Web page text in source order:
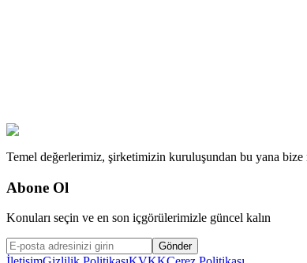
Temel değerlerimiz, şirketimizin kuruluşundan bu yana
Abone Ol
Konuları seçin ve en son içgörülerimizle güncel kalın
Gönder